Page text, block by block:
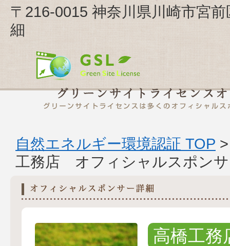
〒216-0015 神奈川県川崎市宮
細
自然エネルギー環境認証 TOP
工務店 オフィシャルスポン
高橋工務